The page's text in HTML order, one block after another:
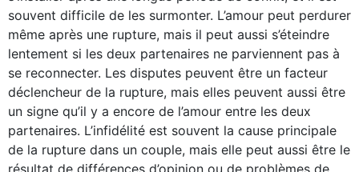
souvent difficile de les surmonter. L’amour peut perdurer
même après une rupture, mais il peut aussi s’éteindre
lentement si les deux partenaires ne parviennent pas à
se reconnecter. Les disputes peuvent être un facteur
déclencheur de la rupture, mais elles peuvent aussi être
un signe qu’il y a encore de l’amour entre les deux
partenaires. L’infidélité est souvent la cause principale
de la rupture dans un couple, mais elle peut aussi être le
résultat de différences d’opinion ou de problèmes de